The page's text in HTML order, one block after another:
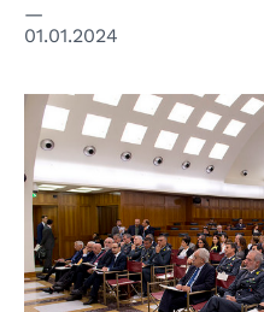
01.01.2024
© Dipartimento Politiche